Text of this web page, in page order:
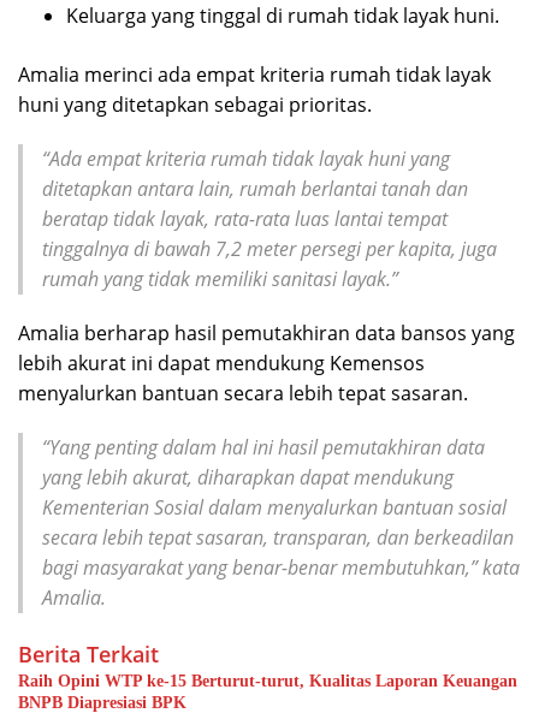
Keluarga yang tinggal di rumah tidak layak huni.
Amalia merinci ada empat kriteria rumah tidak layak
huni yang ditetapkan sebagai prioritas.
“Ada empat kriteria rumah tidak layak huni yang
ditetapkan antara lain, rumah berlantai tanah dan
beratap tidak layak, rata-rata luas lantai tempat
tinggalnya di bawah 7,2 meter persegi per kapita, juga
rumah yang tidak memiliki sanitasi layak.”
Amalia berharap hasil pemutakhiran data bansos yang
lebih akurat ini dapat mendukung Kemensos
menyalurkan bantuan secara lebih tepat sasaran.
“Yang penting dalam hal ini hasil pemutakhiran data
yang lebih akurat, diharapkan dapat mendukung
Kementerian Sosial dalam menyalurkan bantuan sosial
secara lebih tepat sasaran, transparan, dan berkeadilan
bagi masyarakat yang benar-benar membutuhkan,” kata
Amalia.
Berita Terkait
Raih Opini WTP ke-15 Berturut-turut, Kualitas Laporan Keuangan
BNPB Diapresiasi BPK